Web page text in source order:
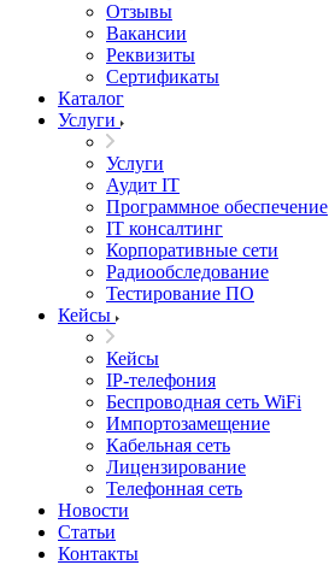
Отзывы
Вакансии
Реквизиты
Сертификаты
Каталог
Услуги
Услуги
Аудит IT
Программное обеспечение
IT консалтинг
Корпоративные сети
Радиообследование
Тестирование ПО
Кейсы
Кейсы
IP-телефония
Беспроводная сеть WiFi
Импортозамещение
Кабельная сеть
Лицензирование
Телефонная сеть
Новости
Статьи
Контакты